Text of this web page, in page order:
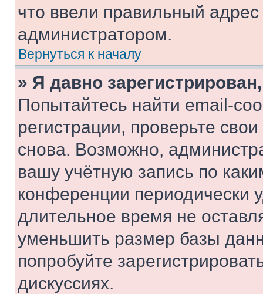
что ввели правильный адрес
администратором.
Вернуться к началу
» Я давно
Попытайтесь найти email-
регистрации, проверьте
снова. Возможно,
вашу учётную запись по
конференции периодически
длительное время не
уменьшить размер базы
попробуйте
дискуссиях.